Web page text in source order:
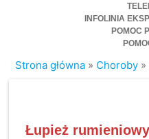
INFOLINIA
POMOC
Strona główna » Choroby »
Łupież rumieniowy